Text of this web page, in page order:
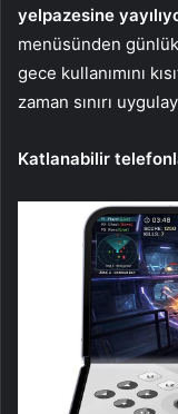
yelpazesine
menüsünden
gece kullanımını
zaman sınırı
Katlanabilir